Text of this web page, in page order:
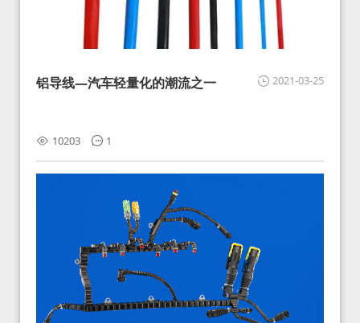
2021-03-25
铝导线—汽车轻量化的潮流之一
10203 1